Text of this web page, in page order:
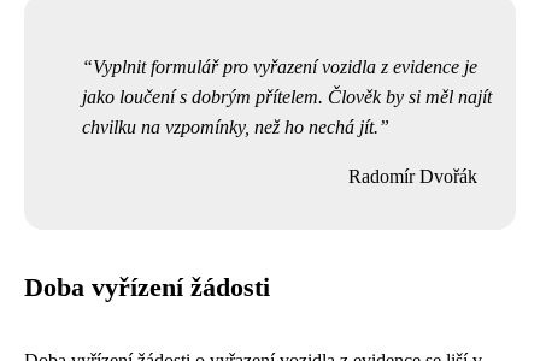
Vyplnit formulář pro vyřazení vozidla z evidence je
jako loučení s dobrým přítelem. Člověk by si měl najít
chvilku na vzpomínky, než ho nechá jít.
Radomír Dvořák
Doba vyřízení žádosti